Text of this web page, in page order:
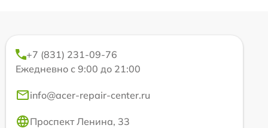
+7 (831) 231-09-76
Ежедневно с 9:00 до 21:00
info@acer-repair-center.ru
Проспект Ленина, 33